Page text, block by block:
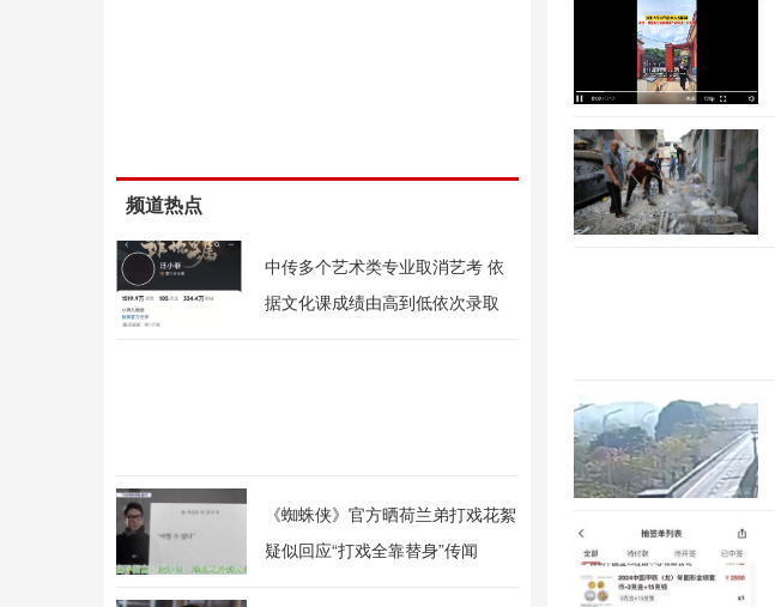
频道热点
中传多个艺术类专业取消艺考 依
据文化课成绩由高到低依次录取
《蜘蛛侠》官方晒荷兰弟打戏花絮
疑似回应“打戏全靠替身”传闻